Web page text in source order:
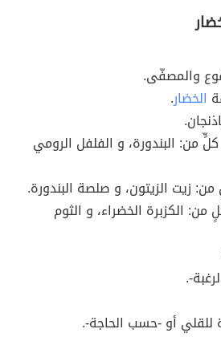
والمصفّى.
الخضار.
من: البندورة، و الفلفل الرومي
زيت الزيتون، و صلصة البندورة.
الكزبرة الخضراء، و الثوم
.
للقلي أو -حسب الحاجة-.